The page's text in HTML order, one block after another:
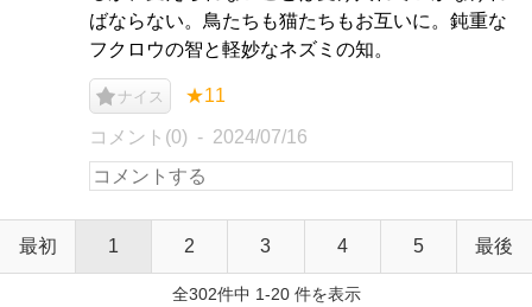
ばならない。鳥たちも猫たちもお互いに。鈍重な
フクロウの智と軽妙なネズミの知。
ナイス ★11
コメント(0) 2024/07/16
最初 1 2 3 4 5 最後
全302件中 1-20 件を表示